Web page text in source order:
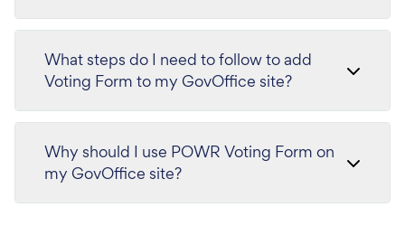
What steps do I need to follow to add
Voting Form to my GovOffice site?
Why should I use POWR Voting Form on
my GovOffice site?